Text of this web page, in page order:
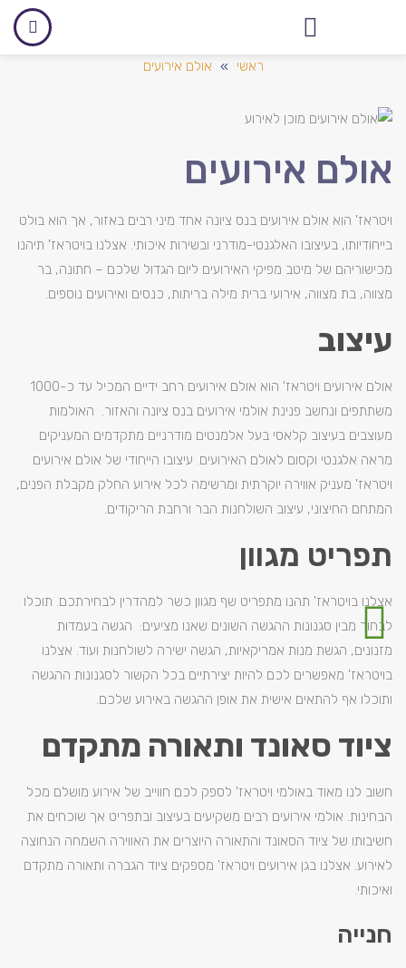
ראשי » אולם אירועים
אולם אירועים
ויטראז' הוא אולם אירועים בנס ציונה אחד מיני רבים באזור, אך הוא בולט
בייחודיותו, בעיצובו האלגנטי-מודרני ובשירות איכותי. אצלנו בויטראז' תיהנו
מכישוריהם של מיטב מפיקי האירועים ליום הגדול שלכם – חתונה, בר
מצווה, בת מצווה, אירועי ברית מילה בריתות, כנסים ואירועים נוספים.
עיצוב
אולם אירועים ויטראז' הוא אולם אירועים רחב ידיים המכיל עד כ-1000
משתתפים ונחשב פנינת אולמי אירועים בנס ציונה והאזור. האולמות
מעוצבים בעיצוב קלאסי בעל אלמנטים מודרניים מתקדמים המעניקים
מראה אלגנטי וקסום לאולם האירועים. עיצובו הייחודי של אולם אירועים
ויטראז' מעניק אווירה יוקרתית ומרשימה לכל אירוע החלק מקבלת הפנים,
המתחם החיצוני, עיצוב השולחנות הבר ורחבת הריקודים.
תפריט מגוון
אצלנו בויטראז' תהנו מתפריט שף מגוון כשר למהדרין לבחירתכם. תוכלו
לבחור מבין סגנונות ההגשה השונים שאנו מציעים: הגשה בעמדות
מזנונים, הגשת מנות אמריקאיות, הגשה ישירה לשולחנות ועוד. אצלנו
בויטראז' מאפשרים לכם להיות יצירתיים בכל הקשור לסגנונות ההגשה
ותוכלו אף להתאים אישית את אופן ההגשה באירוע שלכם.
ציוד סאונד ותאורה מתקדם
חשוב לנו מאוד באולמי ויטראז' לספק לכם חווייב של אירוע מושלם מכל
הבחינות. אולמי אירועים רבים משקיעים בעיצוב ובתפריט אך שוכחים את
חשיבותו של ציוד הסאונד והתאורה היוצרים את האווירה השמחה הנחוצה
לאירוע. אצלנו בגן אירועים ויטראז' מספקים ציוד הגברה ותאורה מתקדם
ואיכותי.
חנייה